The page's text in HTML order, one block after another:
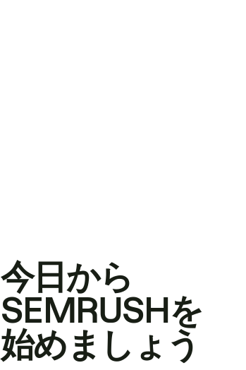
今日から
SEMRUSHを
始めましょう